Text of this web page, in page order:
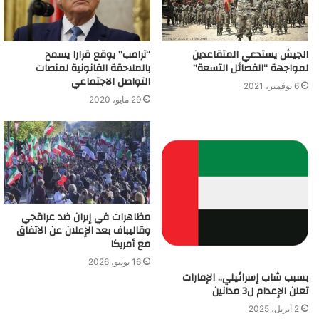
الجيش يستدعي المتقاعدين
لمواجهة “الفصائل التسعة”
6 نوفمبر، 2021
“ترامب” يوقع قرارا يسمح
بالملاحقة القانونية لمنصات
التواصل الاجتماعي
29 مايو، 2020
بسبب شاب إسرائيلي.. الإمارات
تعلن الإعدام ل3 مدانين
2 أبريل، 2025
مظاهرات في إيران ضد عراقجي
وقاليباف بعد الإعلان عن الاتفاق
مع أمريكا
16 يونيو، 2026